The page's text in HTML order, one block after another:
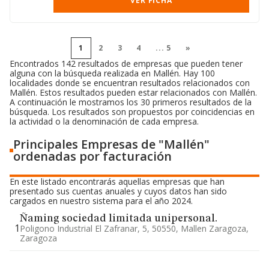
1 2 3 4 ... 5 »
Encontrados 142 resultados de empresas que pueden tener
alguna con la búsqueda realizada en Mallén. Hay 100
localidades donde se encuentran resultados relacionados con
Mallén. Estos resultados pueden estar relacionados con Mallén.
A continuación le mostramos los 30 primeros resultados de la
búsqueda. Los resultados son propuestos por coincidencias en
la actividad o la denominación de cada empresa.
Principales Empresas de "Mallén"
ordenadas por facturación
En este listado encontrarás aquellas empresas que han
presentado sus cuentas anuales y cuyos datos han sido
cargados en nuestro sistema para el año 2024.
1
Ñaming sociedad limitada unipersonal.
Poligono Industrial El Zafranar, 5, 50550, Mallen Zaragoza,
Zaragoza